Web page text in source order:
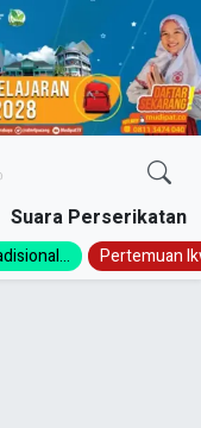
Suara Perserikatan
Pertemuan